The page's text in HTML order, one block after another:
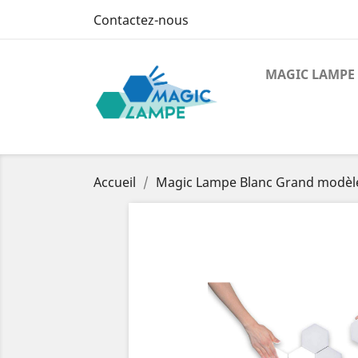
Contactez-nous
MAGIC
Accueil Magic Lampe Blanc Grand